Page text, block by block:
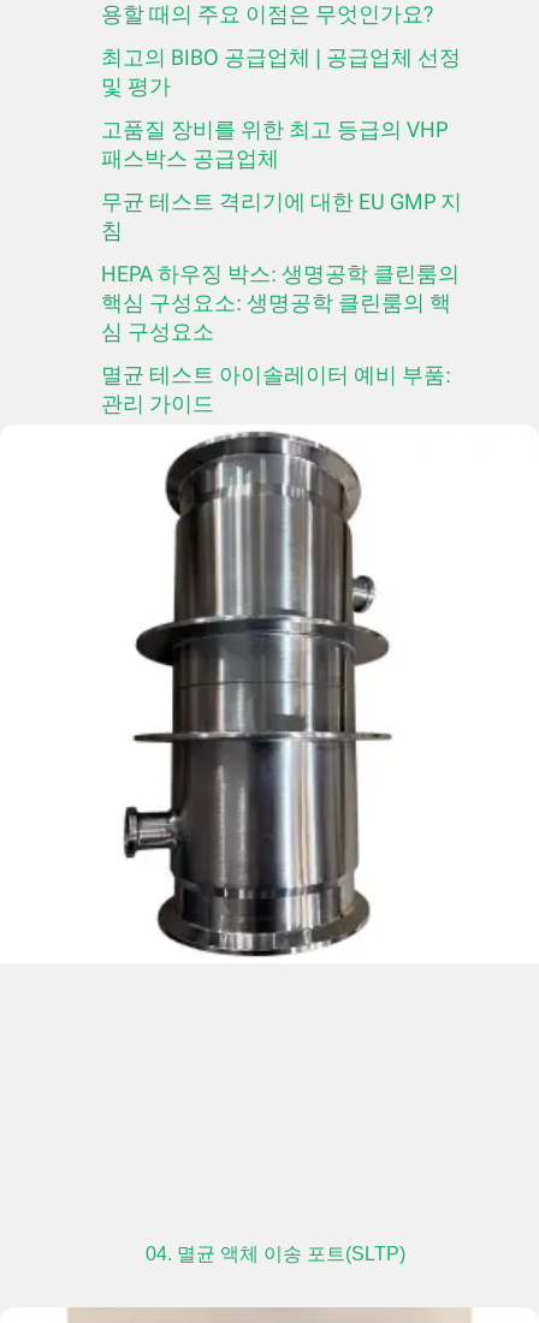
용할 때의 주요 이점은 무엇인가요?
최고의 BIBO 공급업체 | 공급업체 선정
및 평가
고품질 장비를 위한 최고 등급의 VHP
패스박스 공급업체
무균 테스트 격리기에 대한 EU GMP 지
침
HEPA 하우징 박스: 생명공학 클린룸의
핵심 구성요소: 생명공학 클린룸의 핵
심 구성요소
멸균 테스트 아이솔레이터 예비 부품:
관리 가이드
04. 멸균 액체 이송 포트(SLTP)